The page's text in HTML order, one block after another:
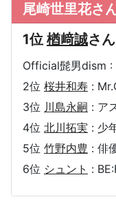
尾崎世里花さ
1位 楢﨑誠さん
Official髭男dism :
2位 桜井和寿 :
3位 川島永嗣 : ア
4位 北川拓実 : 少
5位 竹野内豊 : 俳
6位 シュント :